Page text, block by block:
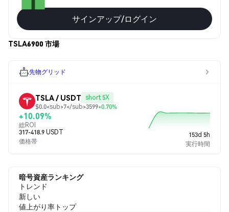
サインアップ/ログイン
TSLA6900 市場
先物グリッド
TSLA / USDT short 5X
$0.0<sub>7</sub>3599+0.70%
+10.09%
総ROI
317-418.9 USDT
価格帯
153d 5h
実行時間
暗号資産ランキング
トレンド
新しい
値上がり率トップ